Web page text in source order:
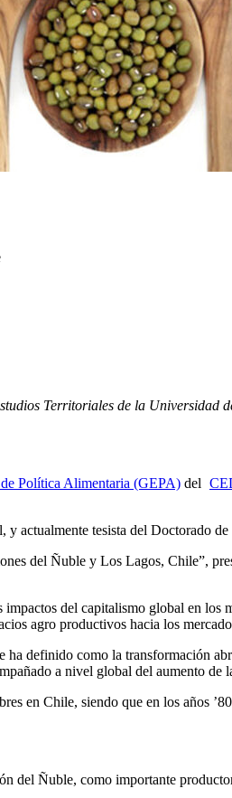
Territoriales de la Universidad
Política Alimentaria (GEPA) del
actualmente tesista del Doctorado
del Ñuble y Los Lagos, Chile”,
del capitalismo global en los
agro productivos hacia los
definido como la transformación
a nivel global del aumento de
en Chile, siendo que en los años
del Ñuble, como importante